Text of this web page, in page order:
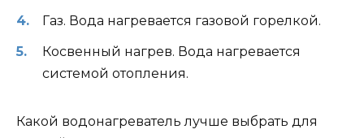
Газ. Вода нагревается газовой горелкой.
Косвенный нагрев. Вода нагревается
системой отопления.
Какой водонагреватель лучше выбрать для